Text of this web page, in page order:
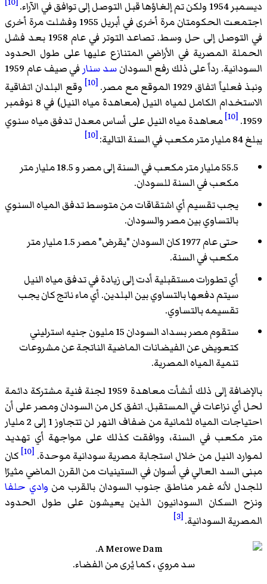
ديسمبر 1954 ولكن تم إلغاؤها قبل التوصل إلى توافق في الآراء.
اجتمعت الحكومتان مرة أخرى في أبريل 1955 وفشلت مرة أخرى
في التوصل إلى حل وسط. تصاعد التوتر في عام 1958 بعد فشل
الحملة المصرية في الأراضي المتنازع عليها على طول الحدود
السودانية. رداً على ذلك رفع السودانسد سنار
في صيف عام 1959
ونبذ فعلياً اتفاق 1929 الموقع مع مصر.
[10]
وقع البلدان اتفاقية
الاستخدام الكامل لمياه النيل (معاهدة مياه النيل) في 8 نوفمبر
1959.
[10]
معاهدة مياه النيل على أساس معدل تدفق مياه سنوي
يبلغ 84 مليار متر مكعب في السنة التالية:
[10]
55.5 مليار متر مكعب في السنة إلى مصر و 18.5 مليار متر
مكعب في السنة للسودان.
يجب تقسيم أي اشتقاقات من متوسط تدفق المياه السنوي
بالتساوي بين مصر والسودان.
حتى عام 1977 كان السودان "يقرض" مصر 1.5 مليار متر
مكعب في السنة.
أي تطورات مستقبلية أدت إلى زيادة في تدفق مياه النيل
سيتم دفعها بالتساوي بين البلدين. أي ماء ناتج كان يجب
تقسيمه بالتساوي.
ستقوم مصر بسداد السودان 15 مليون جنيه استرليني
كتعويض عن الفيضانات الماضية الناتجة عن مشروعات
تنمية المياه المصرية.
بالإضافة إلى ذلك أنشأت معاهدة 1959 لجنة فنية مشتركة دائمة
لحل أي نزاعات في المستقبل. اتفق كل من السودان ومصر على أن
احتياجات المياه لثمانية من ضفاف النهر لن تتجاوز 1 إلى 2 مليار
متر مكعب في السنة، ووافقت كذلك على مواجهة أي تهديد
لموارد النيل من خلال استجابة مصرية سودانية موحدة. [10]
كان
مبنى السد العالي في أسوان في الستينيات من القرن الماضي مثيرًا
للجدل لأنه غمر مناطق جنوب السودان بالقرب من وادي حلفا
ونزح السكان السودانيون الذين يعيشون على طول الحدود
المصرية السودانية.[3]
سد مروي ، كما يُرى من الفضاء.